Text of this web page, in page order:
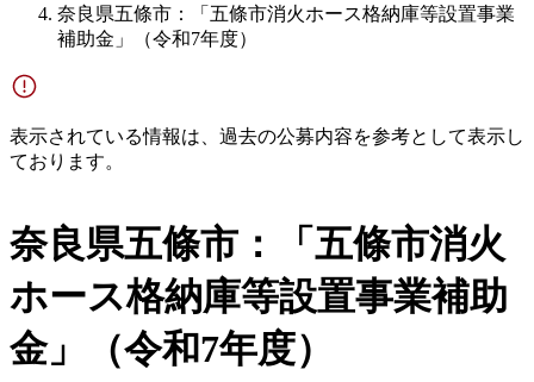
奈良県五條市：「五條市消火ホース格納庫等設置事業
補助金」（令和7年度）
表示されている情報は、過去の公募内容を参考として表示し
ております。
奈良県五條市：「五條市消火
ホース格納庫等設置事業補助
金」（令和7年度）